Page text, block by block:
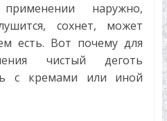
наружно,
сохнет, может
есть. Вот почему для
чистый деготь
с кремами или иной